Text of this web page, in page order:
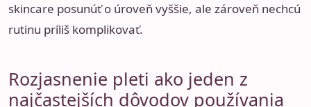
skincare posunúť o úroveň vyššie, ale zároveň nechcú
rutinu príliš komplikovať.
Rozjasnenie pleti ako jeden z
najčastejších dôvodov používania